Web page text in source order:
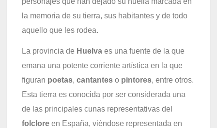
la memoria de su tierra, sus habitantes y de todo
aquello que les rodea.
La provincia de Huelva es una fuente de la que
emana una potente corriente artística en la que
figuran poetas, cantantes o pintores, entre otros.
Esta tierra es conocida por ser considerada una
de las principales cunas representativas del
folclore en España, viéndose representada en